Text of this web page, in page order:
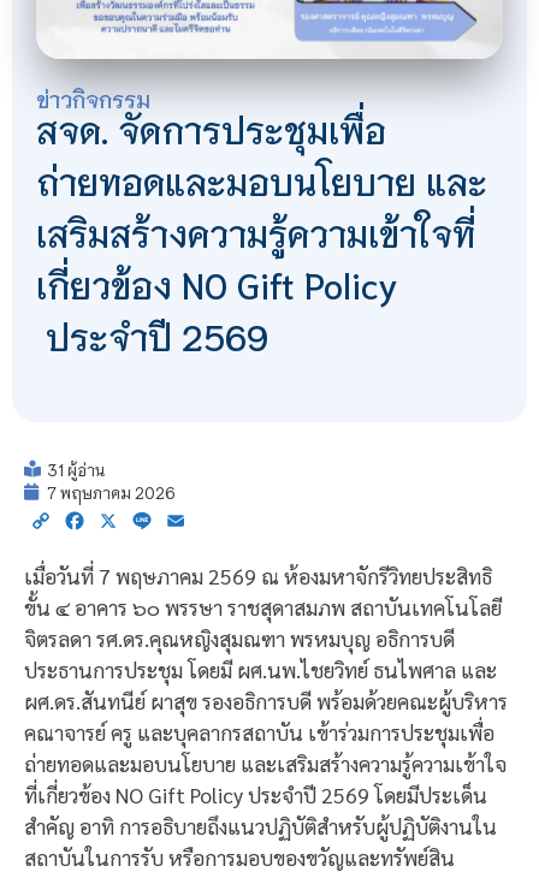
ข่าวกิจกรรม
สจด. จัดการประชุมเพื่อ
ถ่ายทอดและมอบนโยบาย และ
เสริมสร้างความรู้ความเข้าใจที่
เกี่ยวข้อง NO Gift Policy
ประจำปี 2569
31 ผู้อ่าน
7 พฤษภาคม 2026
Copy Facebook
X Line
เมื่อวันที่ 7 พฤษภาคม 2569 ณ ห้องมหาจักรีวิทยประสิทธิ
ขั้น ๔ อาคาร ๖๐ พรรษา ราชสุดาสมภพ สถาบันเทคโนโลยี
จิตรลดา รศ.ดร.คุณหญิงสุมณฑา พรหมบุญ อธิการบดี
ประธานการประชุม โดยมี ผศ.นพ.ไชยวิทย์ ธนไพศาล และ
ผศ.ดร.สันทนีย์ ผาสุข รองอธิการบดี พร้อมด้วยคณะผู้บริหาร
คณาจารย์ ครู และบุคลากรสถาบัน เข้าร่วมการประชุมเพื่อ
ถ่ายทอดและมอบนโยบาย และเสริมสร้างความรู้ความเข้าใจ
ที่เกี่ยวข้อง NO Gift Policy ประจำปี 2569 โดยมีประเด็น
สำคัญ อาทิ การอธิบายถึงแนวปฏิบัติสำหรับผู้ปฏิบัติงานใน
สถาบันในการรับ หรือการมอบของขวัญและทรัพย์สิน